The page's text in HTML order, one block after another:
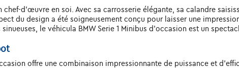
chef-d'œuvre en soi. Avec sa carrosserie élégante, sa calandre
du design a été soigneusement conçu pour laisser une
le véhicula BMW Serie 1 Minibus d'occasion est un
offre une combinaison impressionnante de puissance et